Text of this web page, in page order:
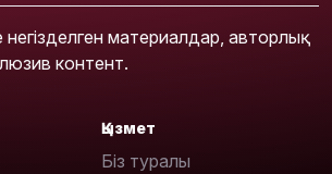
материалдар, авторлық
контент.
Қызмет
Біз туралы